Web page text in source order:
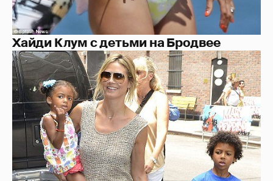
Хайди Клум с детьми на Бродвее